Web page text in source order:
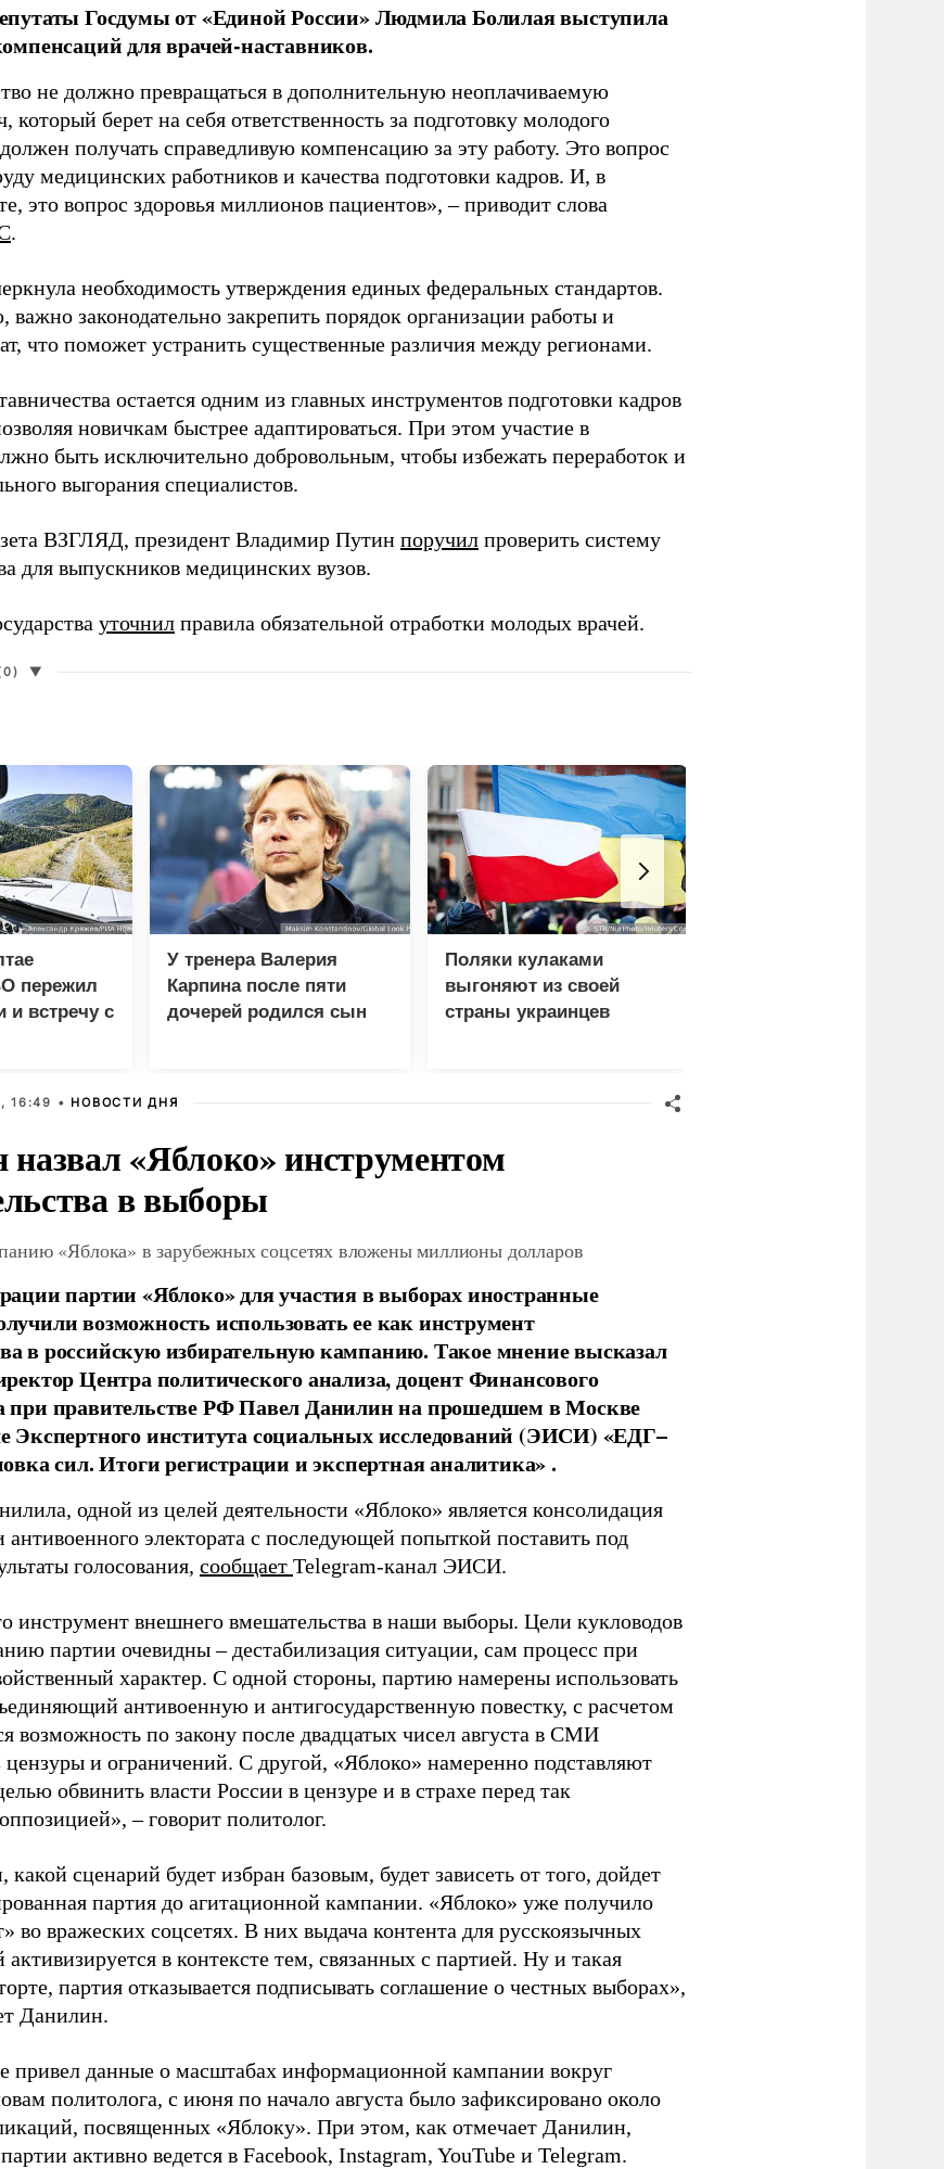
Госдумы от «Единой России» Людмила Болилая выступила
для врачей-наставников.
не должно превращаться в дополнительную неоплачиваемую
который берет на себя ответственность за подготовку молодого
получать справедливую компенсацию за эту работу. Это вопрос
медицинских работников и качества подготовки кадров. И, в
это вопрос здоровья миллионов пациентов», – приводит слова
.
необходимость утверждения единых федеральных стандартов.
законодательно закрепить порядок организации работы и
что поможет устранить существенные различия между регионами.
остается одним из главных инструментов подготовки кадров
новичкам быстрее адаптироваться. При этом участие в
быть исключительно добровольным, чтобы избежать переработок и
выгорания специалистов.
ВЗГЛЯД, президент Владимир Путин поручил проверить систему
для выпускников медицинских вузов.
уточнил правила обязательной отработки молодых врачей.
▼
пережил
и встречу с
У тренера Валерия
Карпина после пяти
дочерей родился сын
Поляки кулаками
выгоняют из своей
страны украинцев
16:49 • НОВОСТИ ДНЯ
«Яблоко» инструментом
в выборы
«Яблока» в зарубежных соцсетях вложены миллионы долларов
партии «Яблоко» для участия в выборах иностранные
возможность использовать ее как инструмент
в российскую избирательную кампанию. Такое мнение высказал
Центра политического анализа, доцент Финансового
при правительстве РФ Павел Данилин на прошедшем в Москве
Экспертного института социальных исследований (ЭИСИ) «ЕДГ–
сил. Итоги регистрации и экспертная аналитика» .
одной из целей деятельности «Яблоко» является консолидация
антивоенного электората с последующей попыткой поставить под
голосования, сообщает Telegram-канал ЭИСИ.
инструмент внешнего вмешательства в наши выборы. Цели кукловодов
партии очевидны – дестабилизация ситуации, сам процесс при
характер. С одной стороны, партию намерены использовать
антивоенную и антигосударственную повестку, с расчетом
по закону после двадцатых чисел августа в СМИ
цензуры и ограничений. С другой, «Яблоко» намеренно подставляют
обвинить власти России в цензуре и в страхе перед так
– говорит политолог.
какой сценарий будет избран базовым, будет зависеть от того, дойдет
партия до агитационной кампании. «Яблоко» уже получило
во вражеских соцсетях. В них выдача контента для русскоязычных
активизируется в контексте тем, связанных с партией. Ну и такая
партия отказывается подписывать соглашение о честных выборах»,
Данилин.
привел данные о масштабах информационной кампании вокруг
политолога, с июня по начало августа было зафиксировано около
посвященных «Яблоку». При этом, как отмечает Данилин,
активно ведется в Facebook, Instagram, YouTube и Telegram.